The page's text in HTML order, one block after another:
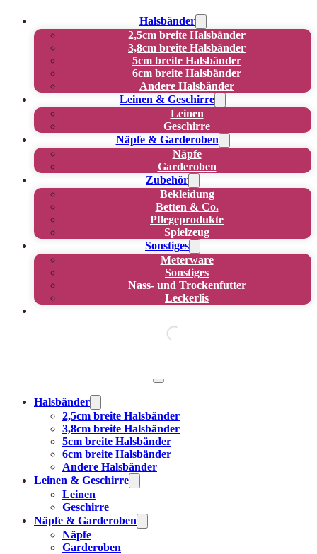
Halsbänder
2,5cm breite Halsbänder
3,8cm breite Halsbänder
5cm breite Halsbänder
6cm breite Halsbänder
Andere Halsbänder
Leinen & Geschirre
Leinen
Geschirre
Näpfe & Garderoben
Näpfe
Garderoben
Zubehör
Bekleidung
Betten & Co.
Pflegeprodukte
Spielzeug
Sonstiges
Meterware
Sonstiges
Nass- und Trockenfutter
Leckerlis
Halsbänder
2,5cm breite Halsbänder
3,8cm breite Halsbänder
5cm breite Halsbänder
6cm breite Halsbänder
Andere Halsbänder
Leinen & Geschirre
Leinen
Geschirre
Näpfe & Garderoben
Näpfe
Garderoben